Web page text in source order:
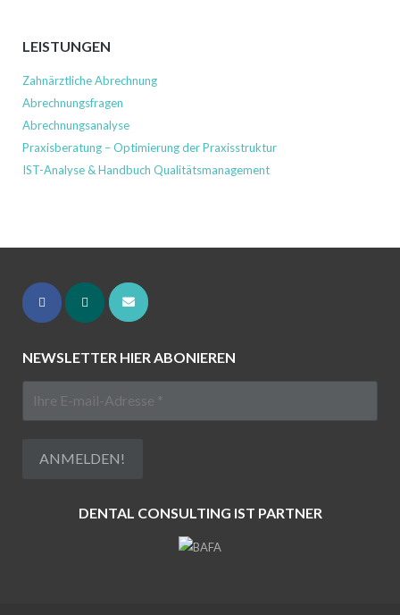
LEISTUNGEN
Zahnärztliche Abrechnung
Abrechnungsfragen
Abrechnungsanalyse
Praxisberatung – Optimierung der Praxisstruktur
IST-Analyse & Handbuch Qualitätsmanagement
NEWSLETTER HIER ABONIEREN
DENTAL CONSULTING IST PARTNER